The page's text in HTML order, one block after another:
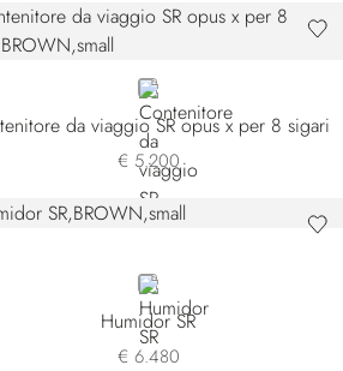
BROWN
da viaggio SR opus x per 8 sigari
€ 5.200
BROWN
Humidor SR
€ 6.480